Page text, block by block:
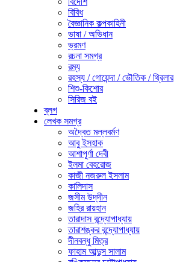
বিবিধ
বৈজ্ঞানিক কল্পকাহিনী
ভাষা / অভিধান
ভ্রমণ
রচনা সমগ্র
রম্য
রহস্য / গোয়েন্দা / ভৌতিক / থ্রিলার
শিশু-কিশোর
সিরিজ বই
ব্লগ
লেখক সমগ্র
অদ্বৈত মল্লবর্মণ
আবু ইসহাক
আশাপূর্ণা দেবী
ইলমা বেহরোজ
কাজী নজরুল ইসলাম
কালিদাস
জসীম উদ্‌দীন
জহির রায়হান
তারাদাস বন্দ্যোপাধ্যায়
তারাশঙ্কর বন্দ্যোপাধ্যায়
দীনবন্ধু মিত্র
ফাহাম আব্দুস সালাম